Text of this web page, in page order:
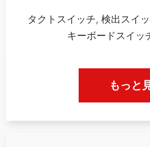
タクトスイッチ, 検出スイ
キーボードスイッ
もっと